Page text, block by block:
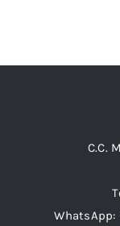
C.C.
WhatsApp: